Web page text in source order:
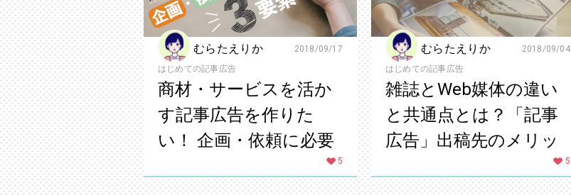
むらたえりか
2018/09/17
はじめての記事広告
商材・サービスを活か
す記事広告を作りた
い！ 企画・依頼に必要
5
むらたえりか
2018/09/04
はじめての記事広告
雑誌とWeb媒体の違い
と共通点とは？「記事
広告」出稿先のメリッ
5